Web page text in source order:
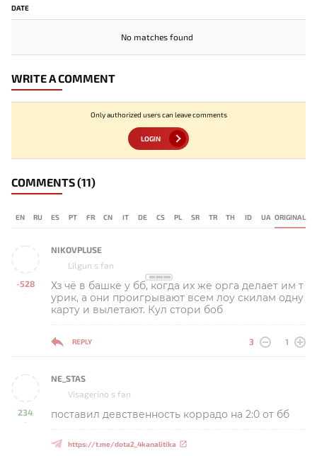
DATE
No matches found
WRITE A COMMENT
Only authorized users can leave comments
LOGIN
COMMENTS(11)
EN RU ES PT FR CN IT DE CS PL SR TR TH ID UA ORIGINAL
-528
-
NIKOVPLUSE
Lilgun s fan
Хз чё в башке у бб, когда их же орга делает им т
урик, а они проигрывают всем лоу скилам одну
карту и вылетают. Кул стори боб
REPLY 3 1
234
-
NE_STAS
Visagerino s fan
поставил девственность коррадо на 2:0 от бб
https://t.me/dota2_4kanalitika